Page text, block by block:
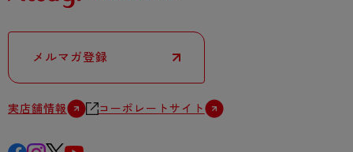
メルマガ登録
実店舗情報 コーポレートサイト